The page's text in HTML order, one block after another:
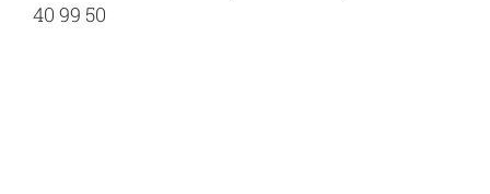
40 99 50